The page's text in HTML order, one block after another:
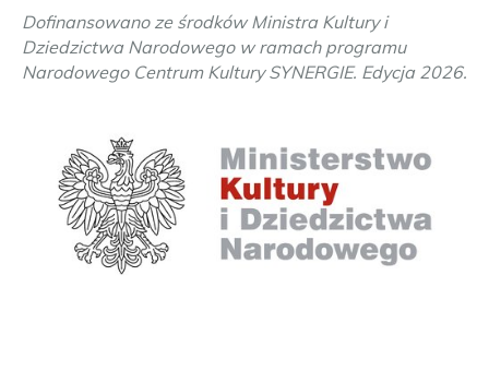
Dofinansowano ze środków Ministra Kultury i
Dziedzictwa Narodowego w ramach programu
Narodowego Centrum Kultury SYNERGIE. Edycja 2026.